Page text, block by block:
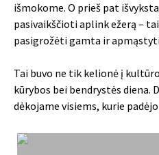
išmokome. O prieš pat
pasivaikščioti aplink ežerą –
pasigrožėti gamta ir
Tai buvo ne tik kelionė į
kūrybos bei bendrystės diena.
dėkojame visiems, kurie